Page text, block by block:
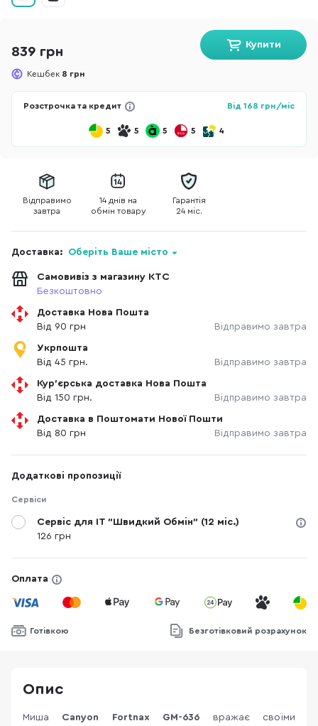
839 грн
Кешбек 8 грн
Купити
Розстрочка та кредит Від 168 грн/міс
5 5 5 5 4
Відправимо
завтра
14 днів на
обмін товару
Гарантія
24 міс.
Доставка: Оберіть Ваше місто
Самовивіз з магазину КТС
Безкоштовно
Доставка Нова Пошта
Від 90 грн
Відправимо завтра
Укрпошта
Від 45 грн.
Відправимо завтра
Кур'єрська доставка Нова Пошта
Від 150 грн.
Відправимо завтра
Доставка в Поштомати Нової Пошти
Від 80 грн
Відправимо завтра
Додаткові пропозиції
Сервіси
Сервіс для IT "Швидкий Обмін" (12 міс.)
126 грн
Оплата
Готівкою Безготівковий розрахунок
Опис
Миша Canyon Fortnax GM-636 вражає своїми